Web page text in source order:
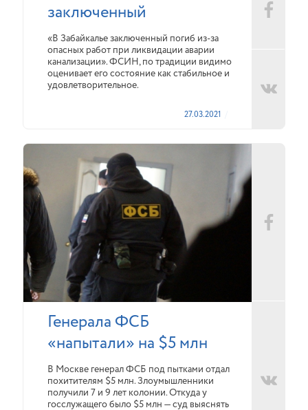
заключенный
«В Забайкалье заключенный погиб из-за
опасных работ при ликвидации аварии
канализации». ФСИН, по традиции видимо
оценивает его состояние как стабильное и
удовлетворительное.
27.03.2021
Генерала ФСБ
«напытали» на $5 млн
В Москве генерал ФСБ под пытками отдал
похитителям $5 млн. Злоумышленники
получили 7 и 9 лет колонии. Откуда у
госслужащего было $5 млн — суд выяснять